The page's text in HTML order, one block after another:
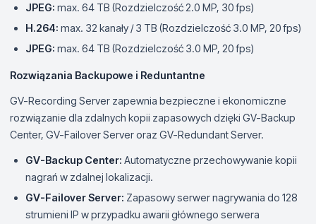
JPEG: max. 64 TB (Rozdzielczość 2.0 MP, 30 fps)
H.264: max. 32 kanały / 3 TB (Rozdzielczość 3.0 MP, 20 fps)
JPEG: max. 64 TB (Rozdzielczość 3.0 MP, 20 fps)
Rozwiązania Backupowe i Reduntantne
GV-Recording Server zapewnia bezpieczne i ekonomiczne
rozwiązanie dla zdalnych kopii zapasowych dzięki GV-Backup
Center, GV-Failover Server oraz GV-Redundant Server.
GV-Backup Center: Automatyczne przechowywanie kopii
nagrań w zdalnej lokalizacji.
GV-Failover Server: Zapasowy serwer nagrywania do 128
strumieni IP w przypadku awarii głównego serwera